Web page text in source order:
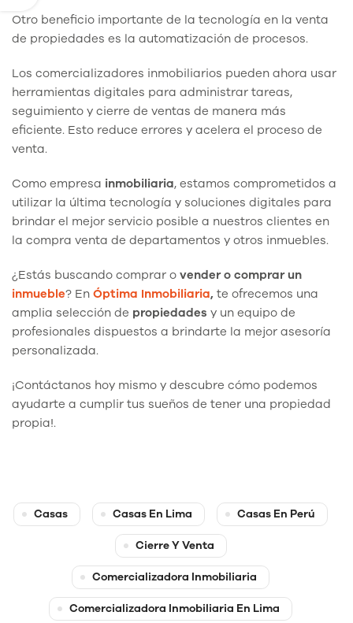
Otro beneficio importante de la tecnología en la venta
de propiedades es la automatización de procesos.
Los comercializadores inmobiliarios pueden ahora usar
herramientas digitales para administrar tareas,
seguimiento y cierre de ventas de manera más
eficiente. Esto reduce errores y acelera el proceso de
venta.
Como empresa inmobiliaria, estamos comprometidos a
utilizar la última tecnología y soluciones digitales para
brindar el mejor servicio posible a nuestros clientes en
la compra venta de departamentos y otros inmuebles.
¿Estás buscando comprar o vendero comprar un
inmueble? En Óptima Inmobiliaria, te ofrecemos una
amplia selección de propiedades y un equipo de
profesionales dispuestos a brindarte la mejor asesoría
personalizada.
¡Contáctanos hoy mismo y descubre cómo podemos
ayudarte a cumplir tus sueños de tener una propiedad
propia!.
Casas Casas En Lima Casas En Perú
Cierre Y Venta
Comercializadora Inmobiliaria
Comercializadora Inmobiliaria En Lima